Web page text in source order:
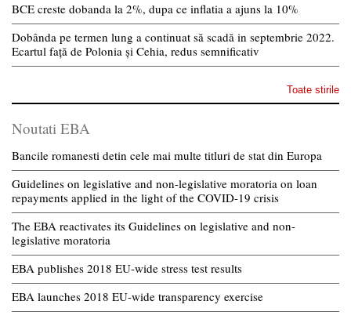
BCE creste dobanda la 2%, dupa ce inflatia a ajuns la 10%
Dobânda pe termen lung a continuat să scadă in septembrie 2022.
Ecartul față de Polonia și Cehia, redus semnificativ
Toate stirile
Noutati EBA
Bancile romanesti detin cele mai multe titluri de stat din Europa
Guidelines on legislative and non-legislative moratoria on loan
repayments applied in the light of the COVID-19 crisis
The EBA reactivates its Guidelines on legislative and non-
legislative moratoria
EBA publishes 2018 EU-wide stress test results
EBA launches 2018 EU-wide transparency exercise